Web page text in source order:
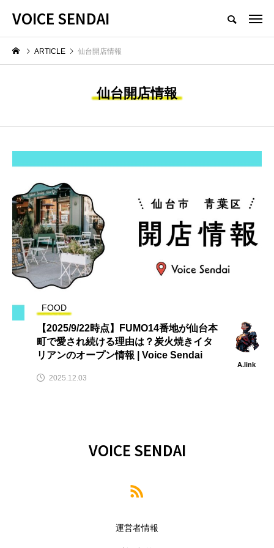
VOICE SENDAI
ARTICLE 仙台開店情報
仙台開店情報
FOOD
【2025/9/22時点】FUMO14番地が仙台本
町で愛され続ける理由は？炭火焼きイタ
リアンのオープン情報 | Voice Sendai
A.link
2025.12.03
VOICE SENDAI
運営者情報